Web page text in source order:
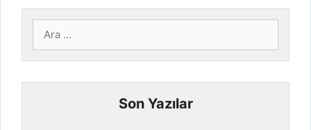
için
ara
Son Yazılar